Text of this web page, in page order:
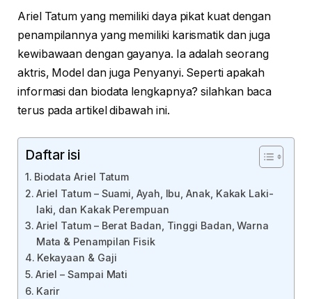
Ariel Tatum yang memiliki daya pikat kuat dengan
penampilannya yang memiliki karismatik dan juga
kewibawaan dengan gayanya. Ia adalah seorang
aktris, Model dan juga Penyanyi. Seperti apakah
informasi dan biodata lengkapnya? silahkan baca
terus pada artikel dibawah ini.
Daftar isi
Biodata Ariel Tatum
Ariel Tatum – Suami, Ayah, Ibu, Anak, Kakak Laki-
laki, dan Kakak Perempuan
Ariel Tatum – Berat Badan, Tinggi Badan, Warna
Mata & Penampilan Fisik
Kekayaan & Gaji
Ariel – Sampai Mati
Karir